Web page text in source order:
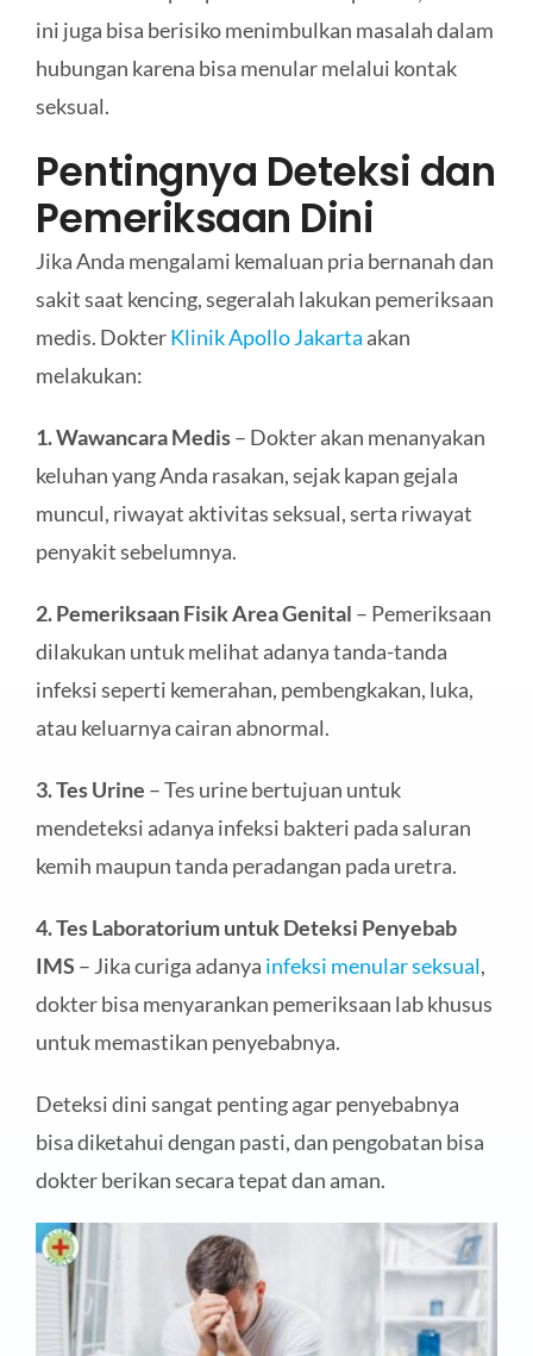
ini juga bisa berisiko menimbulkan masalah dalam
hubungan karena bisa menular melalui kontak
seksual.
Pentingnya Deteksi dan
Pemeriksaan Dini
Jika Anda mengalami kemaluan pria bernanah dan
sakit saat kencing, segeralah lakukan pemeriksaan
medis. DokterKlinik Apollo Jakarta akan
melakukan:
1. Wawancara Medis– Dokter akan menanyakan
keluhan yang Anda rasakan, sejak kapan gejala
muncul, riwayat aktivitas seksual, serta riwayat
penyakit sebelumnya.
2. Pemeriksaan Fisik Area Genital – Pemeriksaan
dilakukan untuk melihat adanya tanda-tanda
infeksi seperti kemerahan, pembengkakan, luka,
atau keluarnya cairan abnormal.
3. Tes Urine – Tes urine bertujuan untuk
mendeteksi adanya infeksi bakteri pada saluran
kemih maupun tanda peradangan pada uretra.
4. Tes Laboratorium untuk Deteksi Penyebab
IMS – Jika curiga adanya infeksi menular seksual,
dokter bisa menyarankan pemeriksaan lab khusus
untuk memastikan penyebabnya.
Deteksi dini sangat penting agar penyebabnya
bisa diketahui dengan pasti, dan pengobatan bisa
dokter berikan secara tepat dan aman.